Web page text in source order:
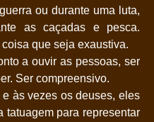
ou durante uma luta,
as caçadas e pesca.
que seja exaustiva.
a ouvir as pessoas, ser
Ser compreensivo.
às vezes os deuses, eles
tatuagem para representar